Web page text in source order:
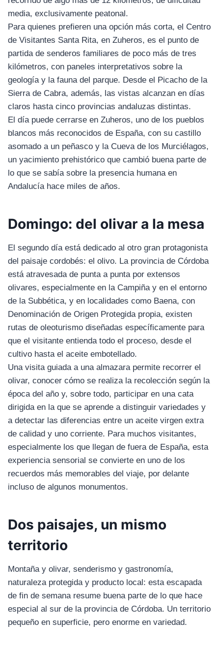
media, exclusivamente peatonal.
Para quienes prefieren una opción más corta, el Centro
de Visitantes Santa Rita, en Zuheros, es el punto de
partida de senderos familiares de poco más de tres
kilómetros, con paneles interpretativos sobre la
geología y la fauna del parque. Desde el Picacho de la
Sierra de Cabra, además, las vistas alcanzan en días
claros hasta cinco provincias andaluzas distintas.
El día puede cerrarse en Zuheros, uno de los pueblos
blancos más reconocidos de España, con su castillo
asomado a un peñasco y la Cueva de los Murciélagos,
un yacimiento prehistórico que cambió buena parte de
lo que se sabía sobre la presencia humana en
Andalucía hace miles de años.
Domingo: del olivar a la mesa
El segundo día está dedicado al otro gran protagonista
del paisaje cordobés: el olivo. La provincia de Córdoba
está atravesada de punta a punta por extensos
olivares, especialmente en la Campiña y en el entorno
de la Subbética, y en localidades como Baena, con
Denominación de Origen Protegida propia, existen
rutas de oleoturismo diseñadas específicamente para
que el visitante entienda todo el proceso, desde el
cultivo hasta el aceite embotellado.
Una visita guiada a una almazara permite recorrer el
olivar, conocer cómo se realiza la recolección según la
época del año y, sobre todo, participar en una cata
dirigida en la que se aprende a distinguir variedades y
a detectar las diferencias entre un aceite virgen extra
de calidad y uno corriente. Para muchos visitantes,
especialmente los que llegan de fuera de España, esta
experiencia sensorial se convierte en uno de los
recuerdos más memorables del viaje, por delante
incluso de algunos monumentos.
Dos paisajes, un mismo
territorio
Montaña y olivar, senderismo y gastronomía,
naturaleza protegida y producto local: esta escapada
de fin de semana resume buena parte de lo que hace
especial al sur de la provincia de Córdoba. Un territorio
pequeño en superficie, pero enorme en variedad.